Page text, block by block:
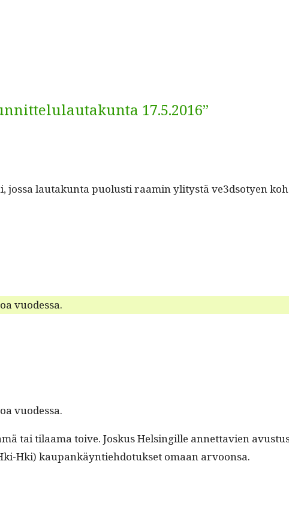
17.5.2016”
jos­sa lau­takun­ta puo­lusti raamin yli­tys­tä ve3dsotyen
vuodessa.
vuodessa.
tai tilaa­ma toive. Joskus Helsingille annet­tavien
Hki) kau­pankäyn­tiehdo­tuk­set omaan arvoonsa.